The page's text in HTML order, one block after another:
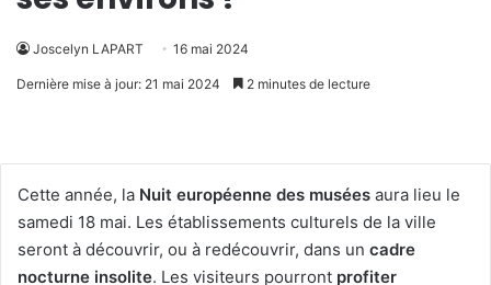
Joscelyn LAPART 16 mai 2024
Dernière mise à jour: 21 mai 2024 2 minutes de lecture
Cette année, la Nuit européenne des musées aura lieu le
samedi 18 mai. Les établissements culturels de la ville
seront à découvrir, ou à redécouvrir, dans un cadre
nocturne insolite. Les visiteurs pourront profiter